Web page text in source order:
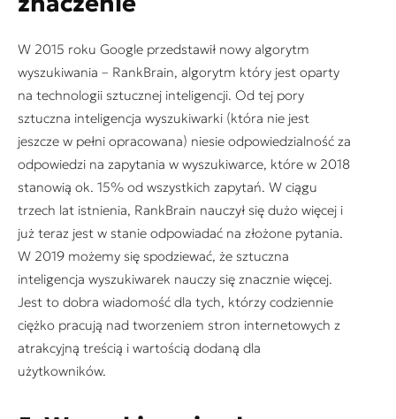
W 2015 roku Google przedstawił nowy algorytm
wyszukiwania – RankBrain, algorytm który jest oparty
na technologii sztucznej inteligencji. Od tej pory
sztuczna inteligencja wyszukiwarki (która nie jest
jeszcze w pełni opracowana) niesie odpowiedzialność za
odpowiedzi na zapytania w wyszukiwarce, które w 2018
stanowią ok. 15% od wszystkich zapytań. W ciągu
trzech lat istnienia, RankBrain nauczył się dużo więcej i
już teraz jest w stanie odpowiadać na złożone pytania.
W 2019 możemy się spodziewać, że sztuczna
inteligencja wyszukiwarek nauczy się znacznie więcej.
Jest to dobra wiadomość dla tych, którzy codziennie
ciężko pracują nad tworzeniem stron internetowych z
atrakcyjną treścią i wartością dodaną dla
użytkowników.